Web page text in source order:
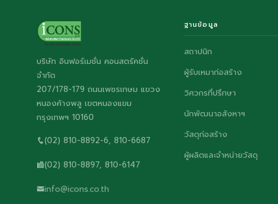
บริษัท อินฟอร์เมชั่น คอนสตรัคชั่น
จำกัด
207/178-179 ถนนเพชรเกษม แขวง
หนองค้างพลู เขตหนองแขม
กรุงเทพฯ 10160
(02) 810-8892-6, 810-6687
(02) 810-8897, 810-6147
info@icons.co.th
ฐานข้อมูล
สถาปนิก
ผู้รับเหมาก่อสร้าง
วิศวกรที่ปรึกษา
นักพัฒนาอสังหาฯ
วัสดุก่อสร้าง
ผู้ผลิตและจำหน่ายวัสดุ